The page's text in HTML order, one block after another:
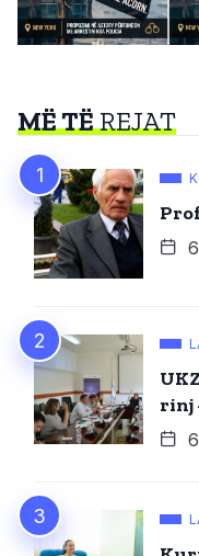
MË TËREJAT
rinj